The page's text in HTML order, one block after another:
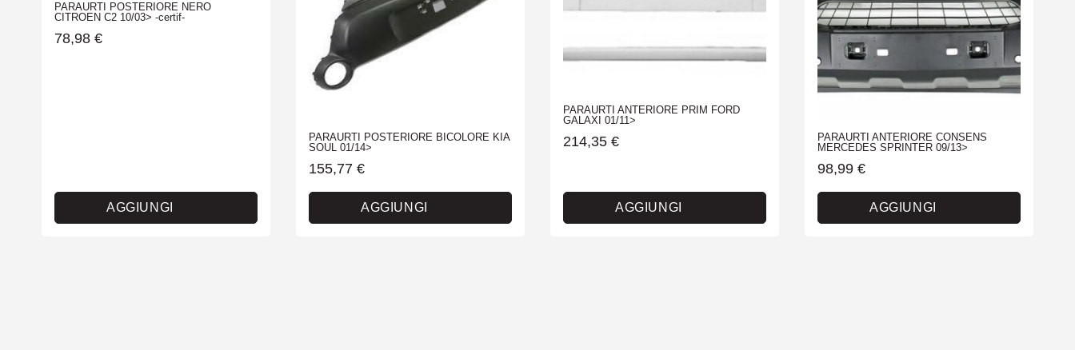
PARAURTI POSTERIORE NERO
CITROEN C2 10/03> -certif-
78,98 €
AGGIUNGI
PARAURTI POSTERIORE BICOLORE KIA
SOUL 01/14>
155,77 €
AGGIUNGI
PARAURTI ANTERIORE PRIM FORD
GALAXI 01/11>
214,35 €
AGGIUNGI
PARAURTI ANTERIORE CONSENS
MERCEDES SPRINTER 09/13>
98,99 €
AGGIUNGI